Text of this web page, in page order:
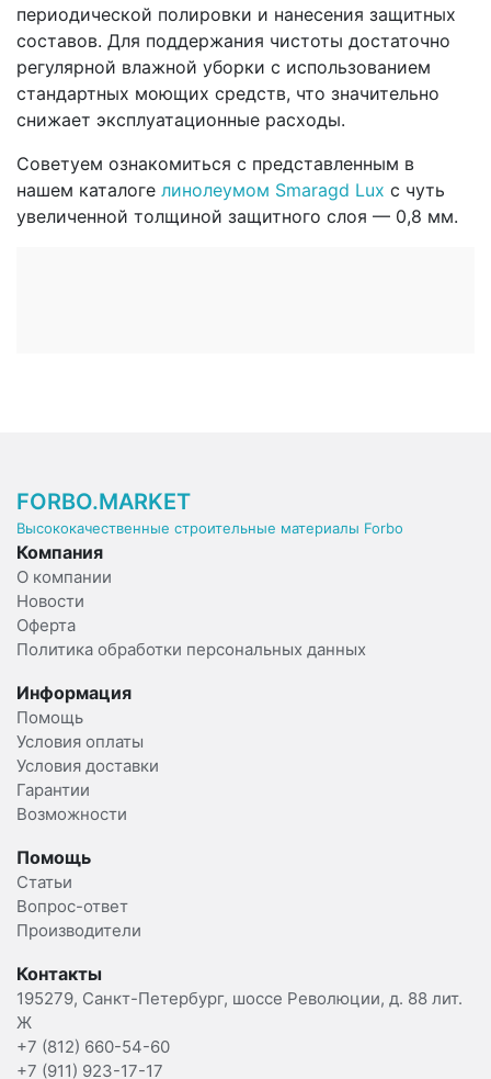
периодической полировки и нанесения защитных
составов. Для поддержания чистоты достаточно
регулярной влажной уборки с использованием
стандартных моющих средств, что значительно
снижает эксплуатационные расходы.
Советуем ознакомиться с представленным в
нашем каталоге линолеумом Smaragd Lux с чуть
увеличенной толщиной защитного слоя — 0,8 мм.
FORBO.MARKET
Высококачественные строительные материалы Forbo
Компания
О компании
Новости
Оферта
Политика обработки персональных данных
Информация
Помощь
Условия оплаты
Условия доставки
Гарантии
Возможности
Помощь
Статьи
Вопрос-ответ
Производители
Контакты
195279, Санкт-Петербург, шоссе Революции, д. 88 лит.
Ж
+7 (812) 660-54-60
+7 (911) 923-17-17